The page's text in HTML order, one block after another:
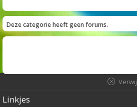
Deze categorie heeft geen forums.
Linkjes